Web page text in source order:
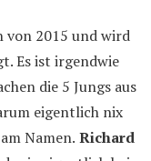
von 2015 und wird
Es ist irgendwie
die 5 Jungs aus
eigentlich nix
Namen. Richard